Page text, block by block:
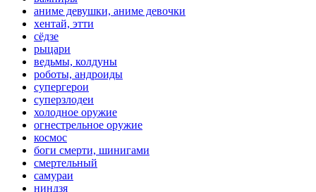
аниме девушки, аниме девочки
хентай, этти
сёдзе
рыцари
ведьмы, колдуны
роботы, андроиды
супергерои
суперзлодеи
холодное оружие
огнестрельное оружие
космос
боги смерти, шинигами
смертельный
самураи
ниндзя